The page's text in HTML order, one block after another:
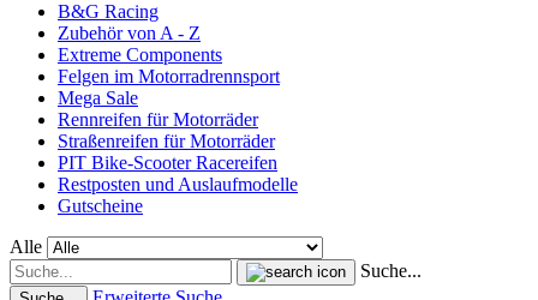
B&G Racing
Zubehör von A - Z
Extreme Components
Felgen im Motorradrennsport
Mega Sale
Rennreifen für Motorräder
Straßenreifen für Motorräder
PIT Bike-Scooter Racereifen
Restposten und Auslaufmodelle
Gutscheine
Alle
Suche...